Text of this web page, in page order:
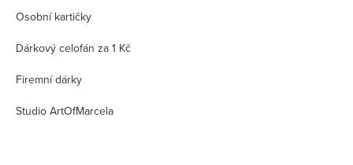
Osobní kartičky
Dárkový celofán za 1 Kč
Firemní dárky
Studio ArtOfMarcela